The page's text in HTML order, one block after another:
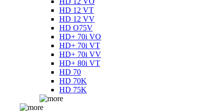
HD 12 VT
HD 12 VV
HD O75V
HD+ 70i VO
HD+ 70i VT
HD+ 70i VV
HD+ 80i VT
HD 70
HD 70K
HD 75K